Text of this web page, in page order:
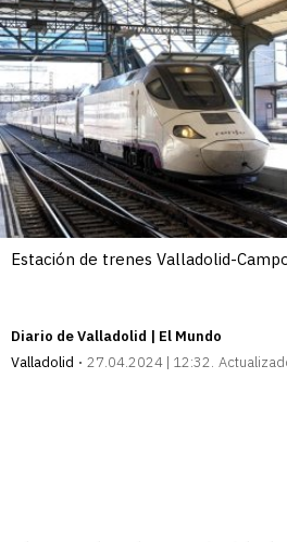
Estación de trenes Valladolid-
Diario de Valladolid | El Mundo
Valladolid
27.04.2024 | 12:32